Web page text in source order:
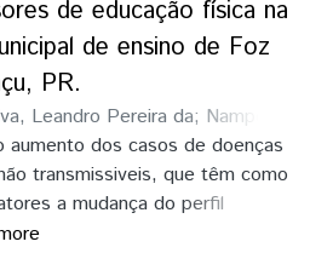
de educação física na
de ensino de Foz
PR.
Leandro Pereira da; Nampo,
Kenji
aumento dos casos de doenças
transmissiveis, que têm como
a mudança do perfil
população, acredita-se que a